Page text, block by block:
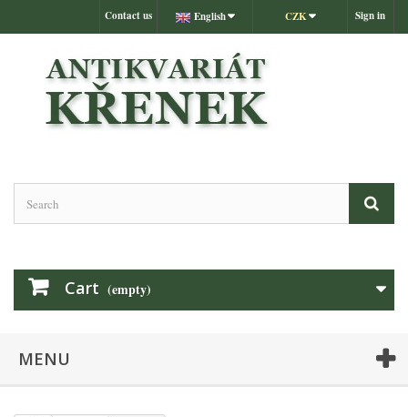
Sign in
CZK
English
Contact us
Cart (empty)
MENU